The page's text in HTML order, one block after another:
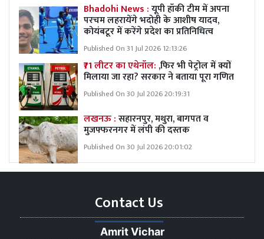
Bhadohi News :यूपी हॉकी टीम में अपना
परचम लहरायेंगे भदोही के आशीष यादव,
कोयंबटूर में करेंगे प्रदेश का प्रतिनिधित्व
Published On 31 Jul 2026 12:13:26
₹71 लीटर का एथेनॉल: ,फिर भी पेट्रोल में क्यों
मिलाया जा रहा? सरकार ने बताया पूरा गणित
Published On 30 Jul 2026 20:19:31
लखनऊ :सहारनपुर, मथुरा, बागपत व
मुजफ्फरनगर में लंपी की दस्तक
Published On 30 Jul 2026 20:01:02
Contact Us
Amrit Vichar